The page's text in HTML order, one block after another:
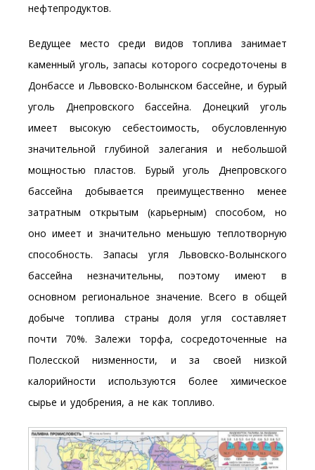
нефтепродуктов.
Ведущее место среди видов топлива занимает
каменный уголь, запасы которого сосредоточены в
Донбассе и Львовско-Волынском бассейне, и бурый
уголь Днепровского бассейна. Донецкий уголь
имеет высокую себестоимость, обусловленную
значительной глубиной залегания и небольшой
мощностью пластов. Бурый уголь Днепровского
бассейна добывается преимущественно менее
затратным открытым (карьерным) способом, но
оно имеет и значительно меньшую теплотворную
способность. Запасы угля Львовско-Волынского
бассейна незначительны, поэтому имеют в
основном региональное значение. Всего в общей
добыче топлива страны доля угля составляет
почти 70%. Залежи торфа, сосредоточенные на
Полесской низменности, и за своей низкой
калорийности используются более химическое
сырье и удобрения, а не как топливо.